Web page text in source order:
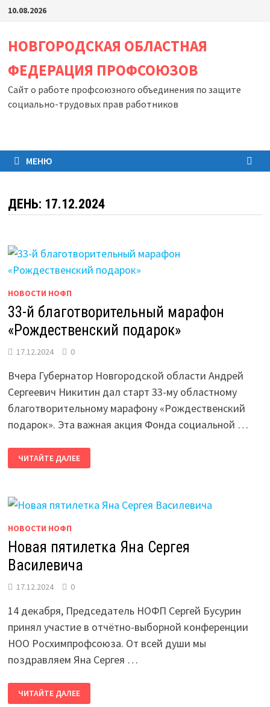
Перейти
содержимому
10.08.2026
НОВГОРОДСКАЯ ОБЛАСТНАЯ
ФЕДЕРАЦИЯ ПРОФСОЮЗОВ
Сайт о работе профсоюзного объединения по защите
социально-трудовых прав работников
МЕНЮ
ДЕНЬ: 17.12.2024
НОВОСТИ НОФП
33-й благотворительный марафон
«Рождественский подарок»
17.12.2024 0
Вчера Губернатор Новгородской области Андрей
Сергеевич Никитин дал старт 33-му областному
благотворительному марафону «Рождественский
подарок». Эта важная акция Фонда социальной …
Й
БЛАГОТВОРИТЕЛЬНЫЙ
ЧИТАЙТЕ ДАЛЕЕ
НОВОСТИ НОФП
Новая пятилетка Яна Сергея
Василевича
17.12.2024 0
14 декабря, Председатель НОФП Сергей Бусурин
принял участие в отчётно-выборной конференции
НОО Росхимпрофсоюза. От всей души мы
поздравляем Яна Сергея …
НОВАЯ
ПЯТИЛЕТКА
ЯНА
ЧИТАЙТЕ ДАЛЕЕ